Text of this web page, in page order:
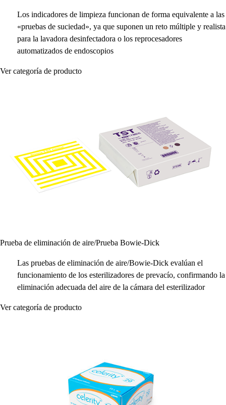
Los indicadores de limpieza funcionan de forma equivalente a las
«pruebas de suciedad», ya que suponen un reto múltiple y realista
para la lavadora desinfectadora o los reprocesadores
automatizados de endoscopios
Ver categoría de producto
Prueba de eliminación de aire/Prueba Bowie-Dick
Las pruebas de eliminación de aire/Bowie-Dick evalúan el
funcionamiento de los esterilizadores de prevacío, confirmando la
eliminación adecuada del aire de la cámara del esterilizador
Ver categoría de producto